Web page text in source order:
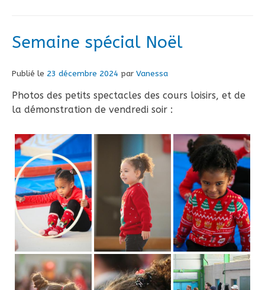
Semaine spécial Noël
Publié le 23 décembre 2024 par Vanessa
Photos des petits spectacles des cours loisirs, et de
la démonstration de vendredi soir :